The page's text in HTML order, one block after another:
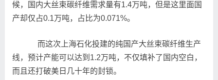
候，国内大丝束碳纤维需求量有1.4万吨，但是这里面国
产却仅占0.1万吨，占比为0.071%。
而这次上海石化投建的纯国产大丝束碳纤维生产
线，预计产能可以达到1.2万吨，不仅填补了国内空白，
而且还打破美日几十年的封锁。